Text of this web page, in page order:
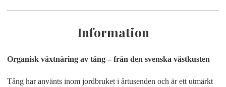
Information
Organisk växtnäring av tång – från den svenska västkusten
Tång har använts inom jordbruket i årtusenden och är ett utmärkt